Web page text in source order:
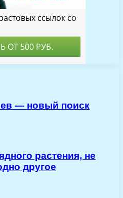
— новый поиск
растения, не
другое